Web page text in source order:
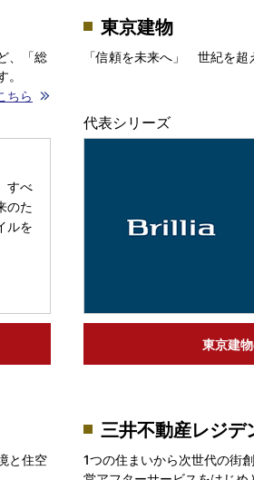
、「総
ちら
すべ
のた
ルを
東京建物
「信頼を未来へ」 世紀を超
代表シリーズ
東京建
と住空
三井不動産レジデ
1つの住まいから次世代の街